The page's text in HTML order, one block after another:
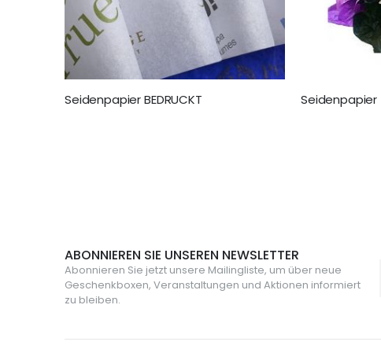
Seidenpapier BEDRUCKT Seidenpapier
ABONNIEREN SIE UNSEREN NEWSLETTER
Abonnieren Sie jetzt unsere Mailingliste, um über neue
Geschenkboxen, Veranstaltungen und Aktionen informiert
zu bleiben.